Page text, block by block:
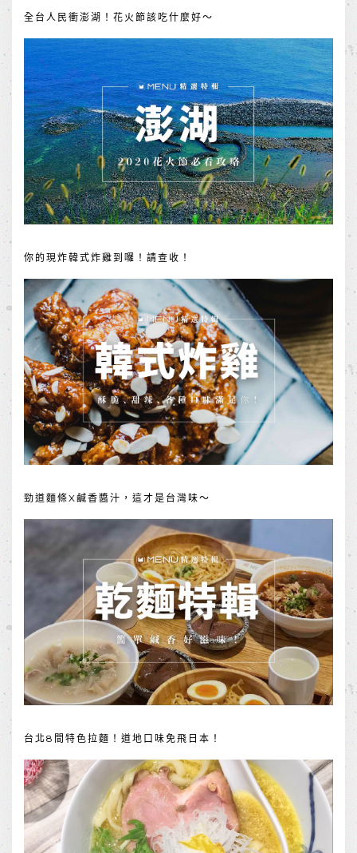
全台人民衝澎湖！花火節該吃什麼好～
你的現炸韓式炸雞到囉！請查收！
勁道麵條X鹹香醬汁，這才是台灣味～
台北8間特色拉麵！道地口味免飛日本！